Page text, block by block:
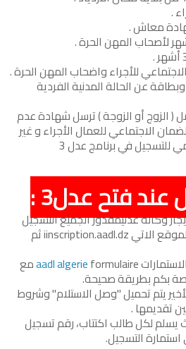
.
معاش .
لأصحاب المهن الحرة .
للأجراء واضحاب المهن الحرة .
عن الحالة المدنية الفردية
( الزوج أو الزوجة ) ترسل شهادة عدم
الاجتماعي للعمال الأجراء و غير
للتسجيل في برنامج عدل 3
فتح عدل3 :
وكالة عدليمقدور الجميع التسجيل
عبر شبكة الويب بزيارة رابط الموقع الاتي iinscription.aadl.dz ثم
aadl algerieformulaire مع
بكم بطريقة صحيحة.
يتم تحميل "وصل الاستلام" وشروط
تقديمها .
يسلم لكل طالب اكتتاب، رقم تسجيل
التسجيل.